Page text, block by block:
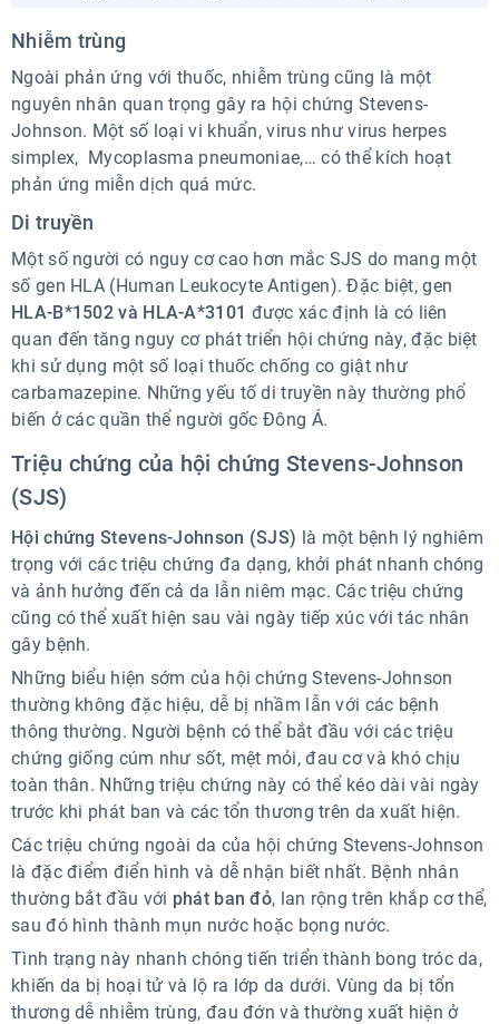
Nhiễm trùng
Ngoài phản ứng với thuốc, nhiễm trùng cũng là một
nguyên nhân quan trọng gây ra hội chứng Stevens-
Johnson. Một số loại vi khuẩn, virus như virus herpes
simplex, Mycoplasma pneumoniae,… có thể kích hoạt
phản ứng miễn dịch quá mức.
Di truyền
Một số người có nguy cơ cao hơn mắc SJS do mang một
số gen HLA (Human Leukocyte Antigen). Đặc biệt, gen
HLA-B*1502 và HLA-A*3101 được xác định là có liên
quan đến tăng nguy cơ phát triển hội chứng này, đặc biệt
khi sử dụng một số loại thuốc chống co giật như
carbamazepine. Những yếu tố di truyền này thường phổ
biến ở các quần thể người gốc Đông Á.
Triệu chứng của hội chứng Stevens-Johnson
(SJS)
Hội chứng Stevens-Johnson (SJS) là một bệnh lý nghiêm
trọng với các triệu chứng đa dạng, khởi phát nhanh chóng
và ảnh hưởng đến cả da lẫn niêm mạc. Các triệu chứng
cũng có thể xuất hiện sau vài ngày tiếp xúc với tác nhân
gây bệnh.
Những biểu hiện sớm của hội chứng Stevens-Johnson
thường không đặc hiệu, dễ bị nhầm lẫn với các bệnh
thông thường. Người bệnh có thể bắt đầu với các triệu
chứng giống cúm như sốt, mệt mỏi, đau cơ và khó chịu
toàn thân. Những triệu chứng này có thể kéo dài vài ngày
trước khi phát ban và các tổn thương trên da xuất hiện.
Các triệu chứng ngoài da của hội chứng Stevens-Johnson
là đặc điểm điển hình và dễ nhận biết nhất. Bệnh nhân
thường bắt đầu với phát ban đỏ, lan rộng trên khắp cơ thể,
sau đó hình thành mụn nước hoặc bọng nước.
Tình trạng này nhanh chóng tiến triển thành bong tróc da,
khiến da bị hoại tử và lộ ra lớp da dưới. Vùng da bị tổn
thương dễ nhiễm trùng, đau đớn và thường xuất hiện ở